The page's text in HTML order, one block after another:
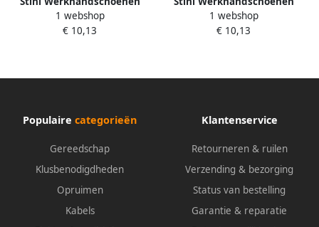
Function DuroGrip L
00886111010
1 webshop
€ 10,13
Function DuroGrip XL
886111011
1 webshop
€ 10,13
Populaire categorieën
Gereedschap
Klusbenodigdheden
Opruimen
Kabels
Klantenservice
Retourneren & ruilen
Verzending & bezorging
Status van bestelling
Garantie & reparatie